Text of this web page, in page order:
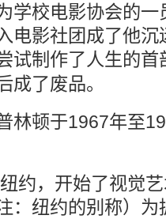
学校电影协会的
电影社团成了他
试制作了人生的首
成了废品。
林顿于1967年至
约，开始了视觉
：纽约的别称）